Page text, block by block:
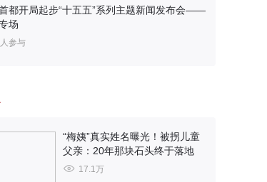
都开局起步“十五五”系列主题新闻发布会——
场
参与
“梅姨”真实姓名曝光！被拐儿童
父亲：20年那块石头终于落地
17.1万